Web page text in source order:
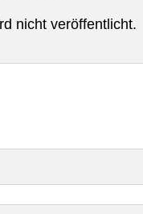
nicht veröffentlicht.